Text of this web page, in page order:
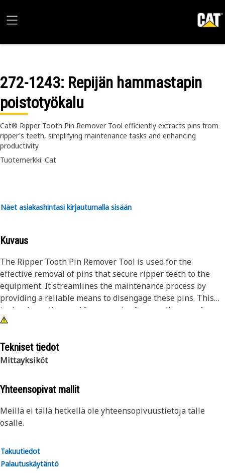
272-1243: Repijän hammastapin
poistotyökalu
Cat® Ripper Tooth Pin Remover Tool efficiently extracts pins from
ripper's teeth, simplifying maintenance tasks and enhancing
productivity
Tuotemerkki: Cat
Näet asiakashintasi kirjautumalla sisään
Kuvaus
The Ripper Tooth Pin Remover Tool is used for the
effective removal of pins that secure ripper teeth to the
equipment. It streamlines the maintenance process by
providing a reliable means to disengage these pins. This
tool reduces the need for excessive force or the use of
makeshift methods, which damages both the pin and the
removal, it aids in faster and more efficient maintenance,
ultimately prolonging the lifespan of the equipment and
Attributes:
• Made for removing ripper pins from 3/4 to 1 inch in
diameter.
• Ensures proper alignment for accurate pin removal.
• Provides a secure grip to enhance safety during
Tekniset tiedot
Mittayksiköt
Yhteensopivat mallit
Meillä ei tällä hetkellä ole yhteensopivuustietoja tälle
osalle.
Takuutiedot
Palautuskäytäntö